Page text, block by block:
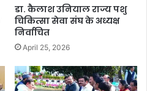
डा. कैलाश उनियाल राज्य पशु
चिकित्सा सेवा संघ के अध्यक्ष
निर्वाचित
April 25, 2026